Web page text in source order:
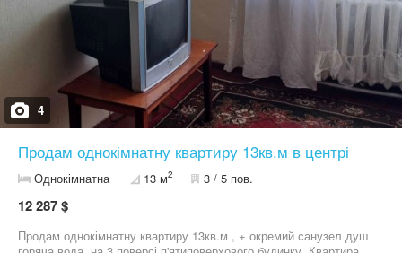
4
Продам однокімнатну квартиру 13кв.м в центрі
Однокімнатна 13 м2 3 / 5 пов.
12 287 $
Продам однокімнатну квартиру 13кв.м , + окремий санузел душ